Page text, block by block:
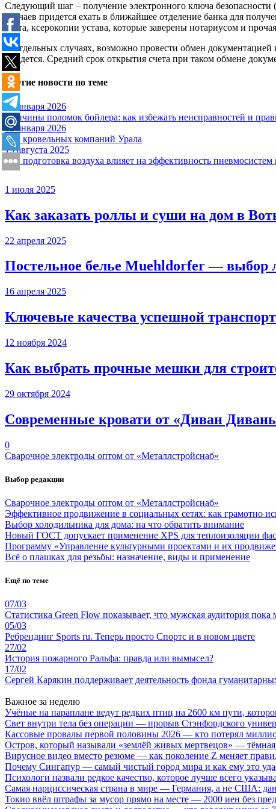
Следующий шаг – получение электронного ключа безопасности
случаев придется ехать в ближайшее отделение банка для
счета, ксерокопии устава, которые заверены нотариусом и
В отдельных случаях, возможно провести обмен документацией
придется. Средний срок открытия счета при таком обмене
Другие новости по теме
24 января 2026
Причины поломок бойлера: как избежать неисправностей и
12 января 2026
Топ кровельных компаний Урала
19 августа 2025
Как подготовка воздуха влияет на эффективность
1 июля 2025
Как заказать роллы и суши на дом в
22 апреля 2025
Постельное белье Muehldorfer — выбор
16 апреля 2025
Ключевые качества успешной
12 ноября 2024
Как выбрать прочные мешки для
29 октября 2024
Современные кровати от «Диван
0
Сварочное электроды оптом от «Металлcтройcнаб»
Выбор редакции
Сварочное электроды оптом от «Металлcтройcнаб»
Эффективное продвижение в социальных сетях: как грамотно
Выбор холодильника для дома: на что обратить внимание
Новый ГОСТ допускает применение XPS для теплоизоляции
Программу «Управление культурными проектами и их
Всё о плашках для резьбы: назначение, виды и применение
Ещё по теме
07/03
Статистика Green Flow показывает, что мужская аудитория
05/03
Ребрендинг Sports ru. Теперь просто Спортс и в новом цвете
27/02
История пожарного Ральфа: правда или вымысел?
17/02
Сергей Карякин поддерживает деятельность фонда
Важное за неделю
Учёные на параплане ведут редких птиц на 2600 км пути,
Свет внутри тела без операции — прорыв Стэнфордского
Кассовые провалы первой половины 2026 — кто потерял
Остров, который называли «землёй живых мертвецов» —
Вирусное видео вместо резюме — как поколение Z меняет
Почему Сингапур — самый чистый город мира и как ему это
Психологи назвали редкое качество, которое лучше всего
Самая нарциссическая страна в мире — Германия, а не США:
Токио ввёл штрафы за мусор прямо на месте — 2000 иен без